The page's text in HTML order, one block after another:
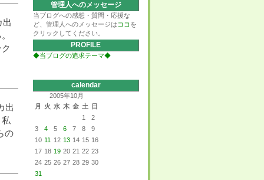
出
出
の
管理人へのメッセージ
当ブログへの感想・質問・応援な
ど、管理人へのメッセージは ココ を
クリックしてください。
PROFILE
◆当ブログの追求テーマ◆
calendar
2005年10月
月
火 水 木 金 土
日
1
2
3
4 5 6 7 8
9
10 11 12 13 14 15 16
17 18 19 20 21 22 23
24 25 26 27 28 29 30
31